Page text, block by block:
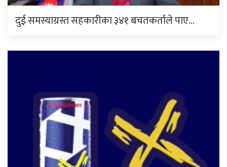
दुई समस्याग्रस्त सहकारीका ३४१ बचतकर्ताले पाए…